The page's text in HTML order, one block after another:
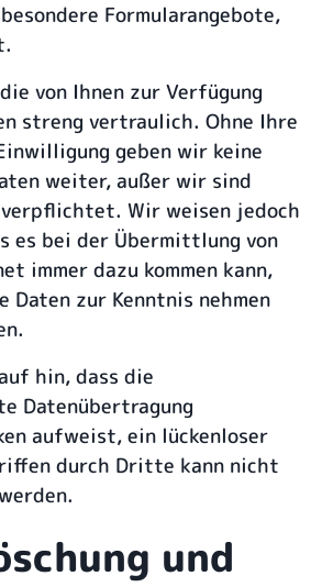
Formularangebote,
von Ihnen zur Verfügung
streng vertraulich. Ohne Ihre
geben wir keine
weiter, außer wir sind
Wir weisen jedoch
es bei der Übermittlung von
immer dazu kommen kann,
zur Kenntnis nehmen
hin, dass die
Datenübertragung
aufweist, ein lückenloser
durch Dritte kann nicht
und